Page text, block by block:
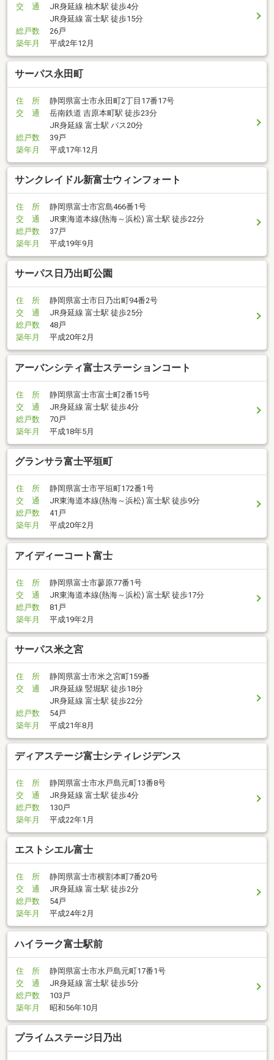
交 通
JR身延線 柚木駅 徒歩4分
JR身延線 富士駅 徒歩15分
総戸数
26戸
築年月
平成2年12月
サーパス永田町
住 所
静岡県富士市永田町2丁目17番17号
交 通
岳南鉄道 吉原本町駅 徒歩23分
JR身延線 富士駅 バス20分
総戸数
39戸
築年月
平成17年12月
サンクレイドル新富士ウィンフォート
住 所
静岡県富士市宮島466番1号
交 通
JR東海道本線(熱海～浜松) 富士駅 徒歩22分
総戸数
37戸
築年月
平成19年9月
サーパス日乃出町公園
住 所
静岡県富士市日乃出町94番2号
交 通
JR身延線 富士駅 徒歩25分
総戸数
48戸
築年月
平成20年2月
アーバンシティ富士ステーションコート
住 所
静岡県富士市富士町2番15号
交 通
JR身延線 富士駅 徒歩4分
総戸数
70戸
築年月
平成18年5月
グランサラ富士平垣町
住 所
静岡県富士市平垣町172番1号
交 通
JR東海道本線(熱海～浜松) 富士駅 徒歩9分
総戸数
41戸
築年月
平成20年2月
アイディーコート富士
住 所
静岡県富士市蓼原77番1号
交 通
JR東海道本線(熱海～浜松) 富士駅 徒歩17分
総戸数
81戸
築年月
平成19年2月
サーパス米之宮
住 所
静岡県富士市米之宮町159番
交 通
JR身延線 竪堀駅 徒歩18分
JR身延線 富士駅 徒歩22分
総戸数
54戸
築年月
平成21年8月
ディアステージ富士シティレジデンス
住 所
静岡県富士市水戸島元町13番8号
交 通
JR身延線 富士駅 徒歩4分
総戸数
130戸
築年月
平成22年1月
エストシエル富士
住 所
静岡県富士市横割本町7番20号
交 通
JR身延線 富士駅 徒歩2分
総戸数
54戸
築年月
平成24年2月
ハイラーク富士駅前
住 所
静岡県富士市水戸島元町17番1号
交 通
JR身延線 富士駅 徒歩5分
総戸数
103戸
築年月
昭和56年10月
プライムステージ日乃出